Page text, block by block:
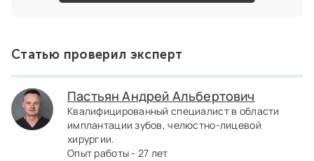
Статью проверил эксперт
Пастьян Андрей Альбертович
Квалифицированный специалист в области
имплантации зубов, челюстно-лицевой
хирургии.
Опыт работы - 27 лет